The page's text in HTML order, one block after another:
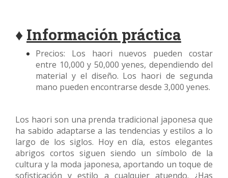
♦ Información práctica
Precios: Los haori nuevos pueden costar
entre 10,000 y 50,000 yenes, dependiendo del
material y el diseño. Los haori de segunda
mano pueden encontrarse desde 3,000 yenes.
Los haori son una prenda tradicional japonesa que
ha sabido adaptarse a las tendencias y estilos a lo
largo de los siglos. Hoy en día, estos elegantes
abrigos cortos siguen siendo un símbolo de la
cultura y la moda japonesa, aportando un toque de
sofisticación y estilo a cualquier atuendo. ¿Has